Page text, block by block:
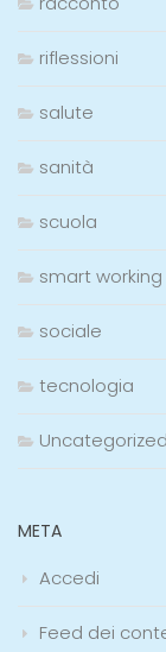
riflessioni
salute
sanità
scuola
smart working
sociale
tecnologia
Uncategorized
META
Accedi
Feed dei